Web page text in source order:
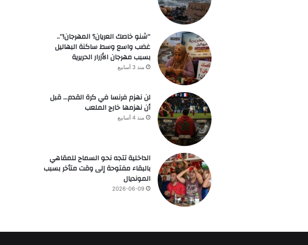
“شنو خاصك العريان؟ المهرجان!”..
غضب واسع وسط ساكنة البهاليل
بسبب مهرجان الأزرار الحريرية
منذ 3 أسابيع
لن نهزم فرنسا في كرة القدم… قبل
أن نهزمها خارج الملعب
منذ 4 أسابيع
الداخلية تتجه نحو السماح للمقاهي
بالبقاء مفتوحة إلى وقت متأخر بسبب
المونديال
2026-06-09